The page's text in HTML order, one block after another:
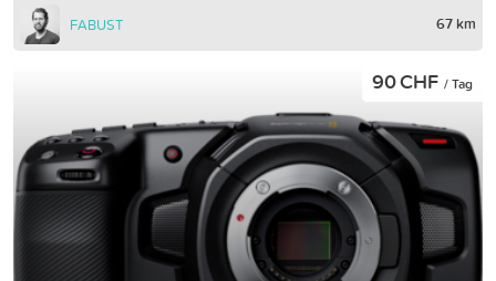
FABUST 67 km
90 CHF / Tag